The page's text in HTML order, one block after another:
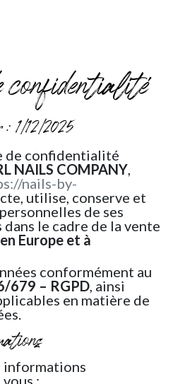
1/12/2025
de confidentialité
NAILS COMPANY,
nails-by-
utilise, conserve et
de ses
le cadre de la vente
Europe et à
conformément au
679 – RGPD, ainsi
en matière de
informations